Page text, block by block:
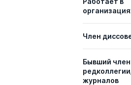
Член
Бывший член
журналов